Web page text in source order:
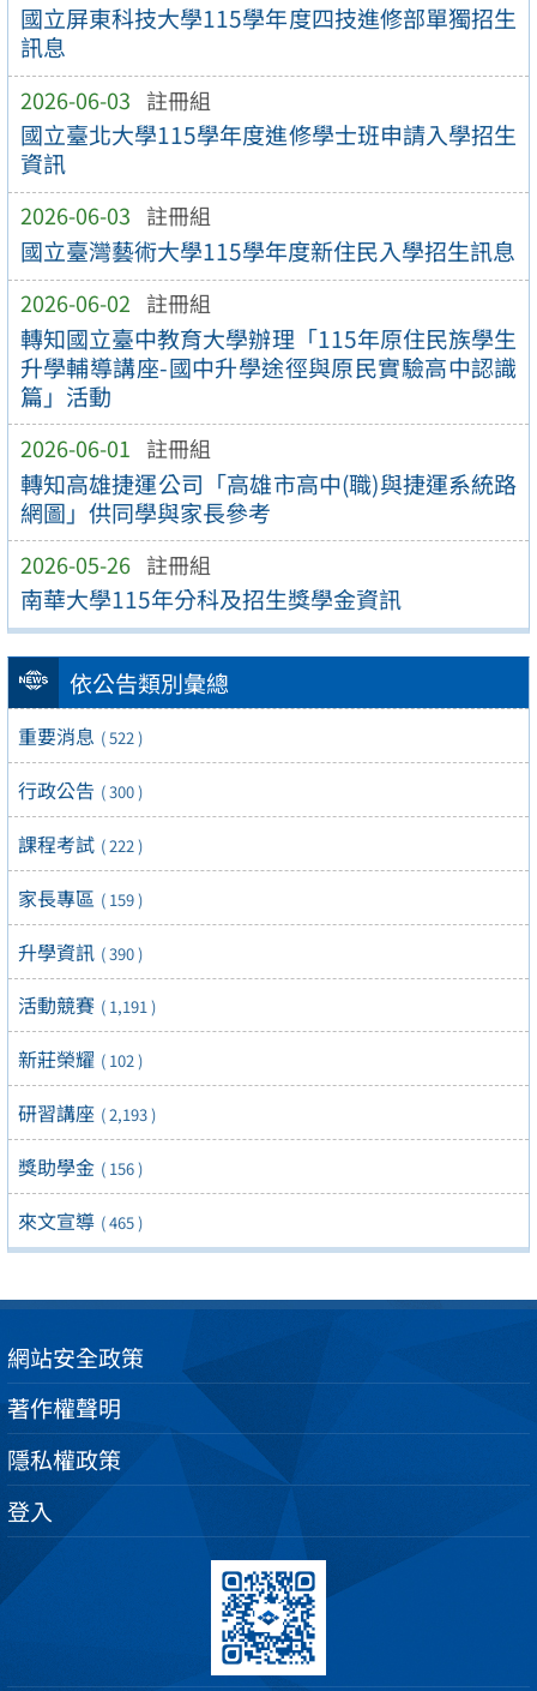
國立屏東科技大學115學年度四技進修部單獨招生
訊息
2026-06-03 註冊組
國立臺北大學115學年度進修學士班申請入學招生
資訊
2026-06-03 註冊組
國立臺灣藝術大學115學年度新住民入學招生訊息
2026-06-02 註冊組
轉知國立臺中教育大學辦理「115年原住民族學生
升學輔導講座-國中升學途徑與原民實驗高中認識
篇」活動
2026-06-01 註冊組
轉知高雄捷運公司「高雄市高中(職)與捷運系統路
網圖」供同學與家長參考
2026-05-26 註冊組
南華大學115年分科及招生獎學金資訊
依公告類別彙總
重要消息 ( 522 )
行政公告 ( 300 )
課程考試 ( 222 )
家長專區 ( 159 )
升學資訊 ( 390 )
活動競賽 ( 1,191 )
新莊榮耀 ( 102 )
研習講座 ( 2,193 )
獎助學金 ( 156 )
來文宣導 ( 465 )
網站安全政策
著作權聲明
隱私權政策
登入